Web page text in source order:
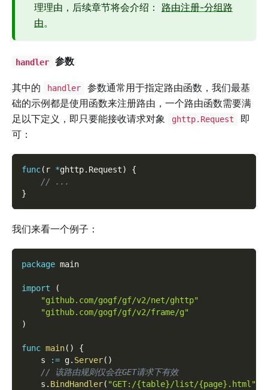
理理由，后续章节将会介绍： 路由注册-分组路
由。
handler 参数
其中的 handler
参数通常用于指定路由函数，我们最基
础的示例都是使用函数来注册路由，一个路由函数需要满
足以下定义，即只要能接收请求对象
ghttp.Request
即
可：
func( r *ghttp. Request)
{
// ...
}
我们来看一个例子：
package main
import
(
"github.com/gogf/gf/v2/net/ghttp"
"github.com/gogf/gf/v2/frame/g"
)
func main( )
{
    s
:= g. Server( )
// 该路由规则仅会在GET请求下有效
    s
. BindHandler( "GET:/{table}/list/{page}.html"